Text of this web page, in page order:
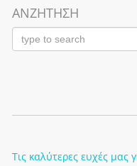
ΑΝΖΗΤΗΣΗ
Τις καλύτερες ευχές μας